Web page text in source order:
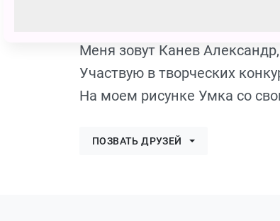
Меня зовут Канев
Участвую в творческих
На моем рисунке Умка со
ПОЗВАТЬ ДРУЗЕЙ